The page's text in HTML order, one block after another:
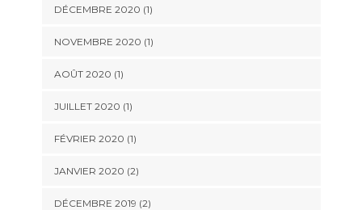
DÉCEMBRE 2020 (1)
NOVEMBRE 2020 (1)
AOÛT 2020 (1)
JUILLET 2020 (1)
FÉVRIER 2020 (1)
JANVIER 2020 (2)
DÉCEMBRE 2019 (2)